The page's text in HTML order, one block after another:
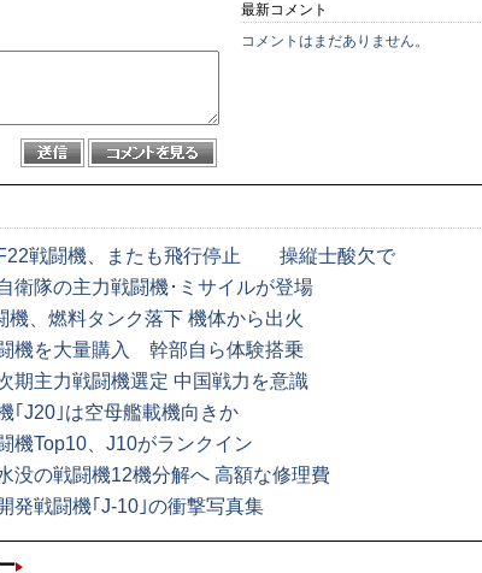
最新コメント
コメントはまだありません。
戦闘機、またも飛行停止 操縦士酸欠で
隊の主力戦闘機･ミサイルが登場
機、燃料タンク落下 機体から出火
機を大量購入 幹部自ら体験搭乗
期主力戦闘機選定 中国戦力を意識
｢J20｣は空母艦載機向きか
機Top10、J10がランクイン
没の戦闘機12機分解へ 高額な修理費
発戦闘機｢J-10｣の衝撃写真集